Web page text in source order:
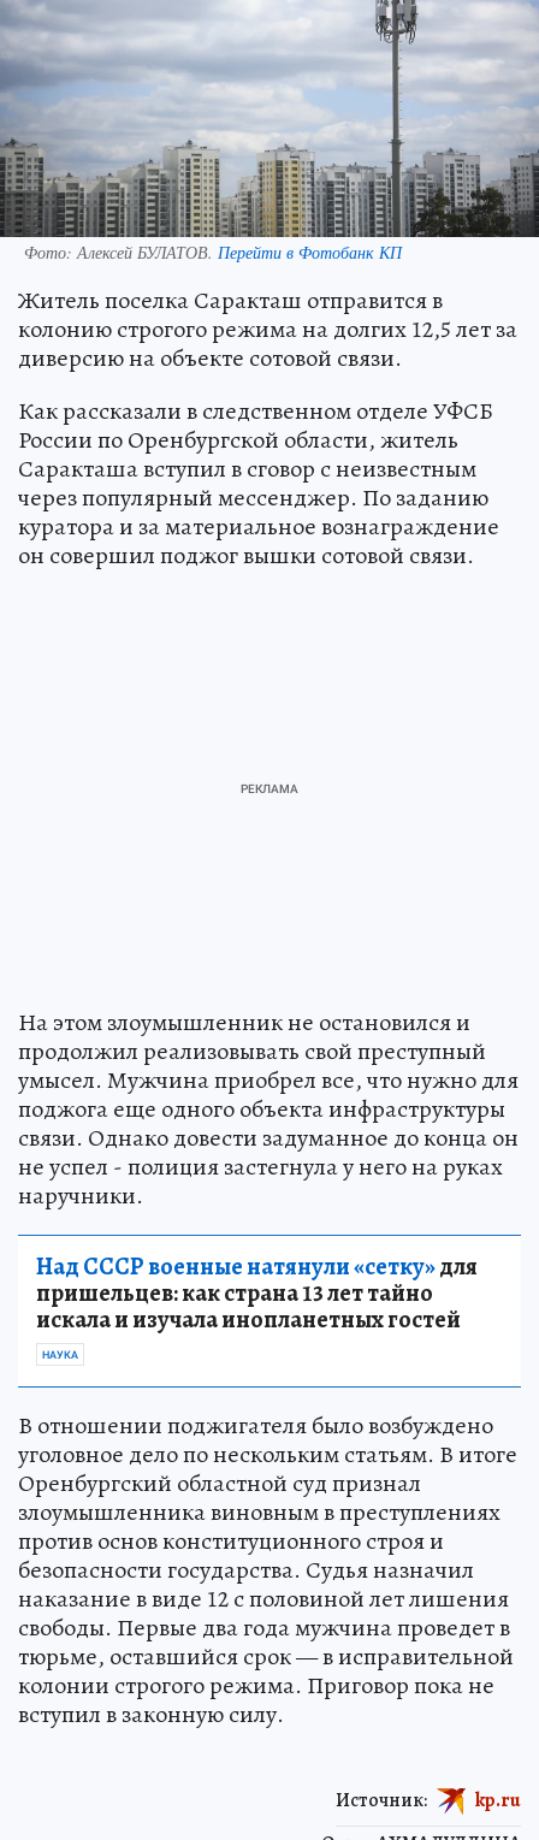
Фото:Алексей БУЛАТОВ. Перейти в Фотобанк КП
Житель поселка Саракташ отправится в
колонию строгого режима на долгих 12,5 лет за
диверсию на объекте сотовой связи.
Как рассказали в следственном отделе УФСБ
России по Оренбургской области, житель
Саракташа вступил в сговор с неизвестным
через популярный мессенджер. По заданию
куратора и за материальное вознаграждение
он совершил поджог вышки сотовой связи.
На этом злоумышленник не остановился и
продолжил реализовывать свой преступный
умысел. Мужчина приобрел все, что нужно для
поджога еще одного объекта инфраструктуры
связи. Однако довести задуманное до конца он
не успел - полиция застегнула у него на руках
наручники.
Над СССР военные натянули «сетку»для
пришельцев: как страна 13 лет тайно
искала и изучала инопланетных гостей
НАУКА
В отношении поджигателя было возбуждено
уголовное дело по нескольким статьям. В итоге
Оренбургский областной суд признал
злоумышленника виновным в преступлениях
против основ конституционного строя и
безопасности государства. Судья назначил
наказание в виде 12 с половиной лет лишения
свободы. Первые два года мужчина проведет в
тюрьме, оставшийся срок — в исправительной
колонии строгого режима. Приговор пока не
вступил в законную силу.
Источник: kp.ru